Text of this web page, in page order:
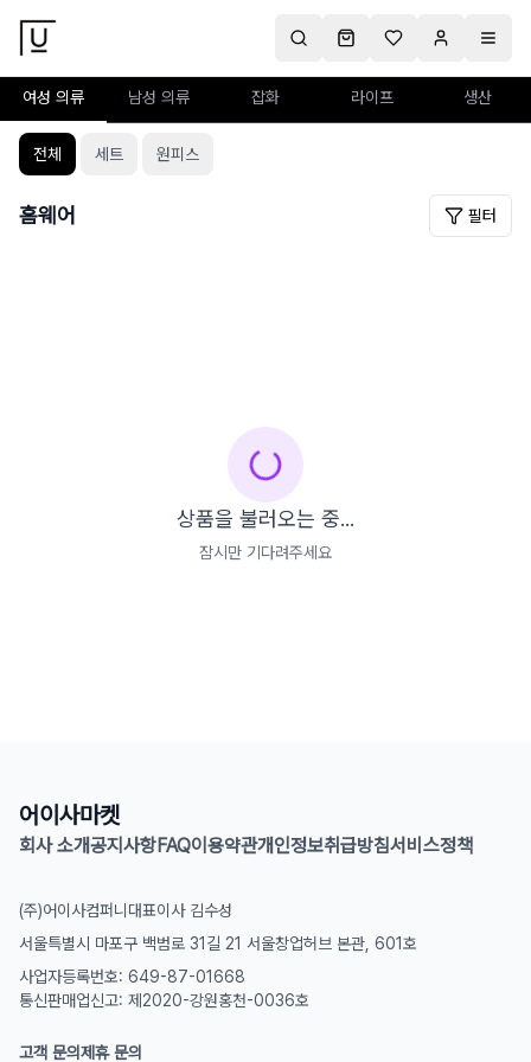
여성 의류 남성 의류 잡화 라이프 생산
전체 세트 원피스
홈웨어 필터
상품을 불러오는 중...
잠시만 기다려주세요
어이사마켓
회사 소개공지사항FAQ이용약관개인정보취급방침서비스정책
(주)어이사컴퍼니 대표이사 김수성
서울특별시 마포구 백범로 31길 21 서울창업허브 본관, 601호
사업자등록번호: 649-87-01668
통신판매업신고: 제2020-강원홍천-0036호
고객 문의제휴 문의